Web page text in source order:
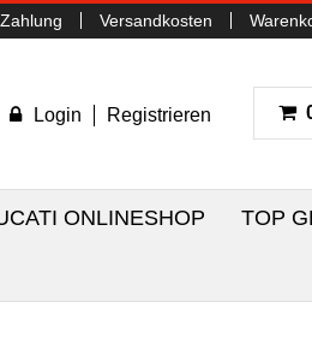
Zahlung Versandkosten
Login Registrieren
ONLINESHOP TOP